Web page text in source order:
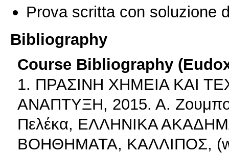
Prova scritta con soluzione
Bibliography
Course Bibliography
1. ΠΡΑΣΙΝΗ ΧΗΜΕΙΑ ΚΑΙ
ΑΝΑΠΤΥΞΗ, 2015. Α.
Πελέκα, ΕΛΛΗΝΙΚΑ
ΒΟΗΘΗΜΑΤΑ, ΚΑΛΛΙΠΟΣ,